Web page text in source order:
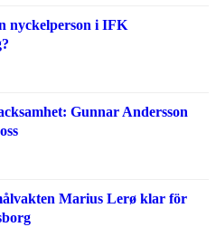
nyckelperson i IFK
Gunnar Andersson
Marius Lerø klar för